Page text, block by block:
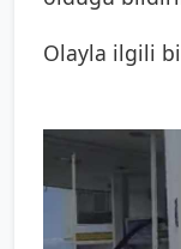
Olayla ilgili